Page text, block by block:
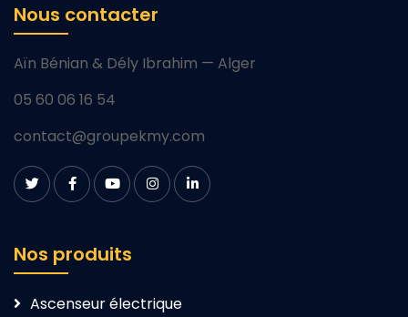
Nous contacter
Aïn Bénian & Dély Ibrahim — Alger
05 60 06 16 54
contact@groupekmy.com
Nos produits
Ascenseur électrique